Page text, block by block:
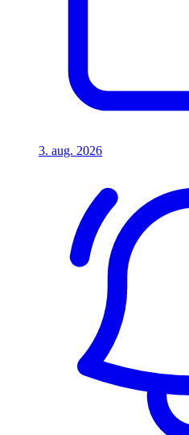
3. aug. 2026